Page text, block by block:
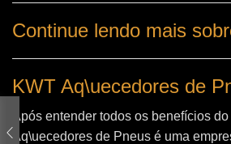
Continue lendo mais
KWT Aq\uecedores de
Após entender todos os benefícios
Aq\uecedores de Pneus é uma